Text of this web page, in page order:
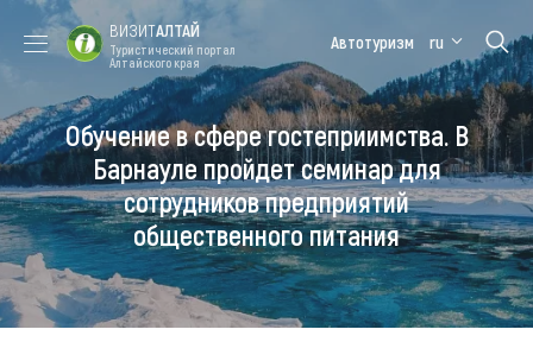
Форум VISIT
ALTAI
Цветение
маральника
Медицинский
форум
Алтайская
зимовка
Туры
Где побывать
Чем заняться
ВИЗИТАЛТАЙ
Туристический портал
Алтайского края
Автотуризм ru
Обучение в сфере гостеприимства. В
Барнауле пройдет семинар для
сотрудников предприятий
общественного питания